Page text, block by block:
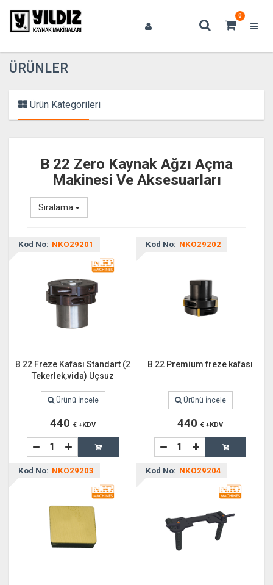
0
ÜRÜNLER
Ürün Kategorileri
B 22 Zero Kaynak Ağzı Açma
Makinesi Ve Aksesuarları
Sıralama
Kod No: NKO29201
B 22 Freze Kafası Standart (2
Tekerlek,vida) Uçsuz
Ürünü İncele
440 € +KDV
Kod No: NKO29202
B 22 Premium freze kafası
Ürünü İncele
440 € +KDV
Kod No: NKO29203 Kod No: NKO29204